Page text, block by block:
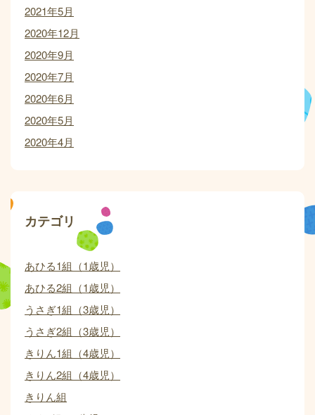
2021年5月
2020年12月
2020年9月
2020年7月
2020年6月
2020年5月
2020年4月
カテゴリ
あひる1組（1歳児）
あひる2組（1歳児）
うさぎ1組（3歳児）
うさぎ2組（3歳児）
きりん1組（4歳児）
きりん2組（4歳児）
きりん組